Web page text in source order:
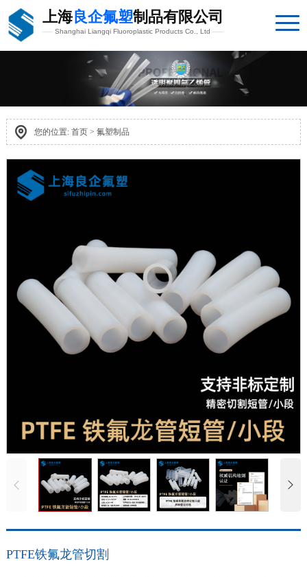
上海良企氟塑制品有限公司
Shanghai Liangqi Fluoroplastic Products Co., Ltd
您的位置: 首页> 氟塑制品
PTFE铁氟龙管切割